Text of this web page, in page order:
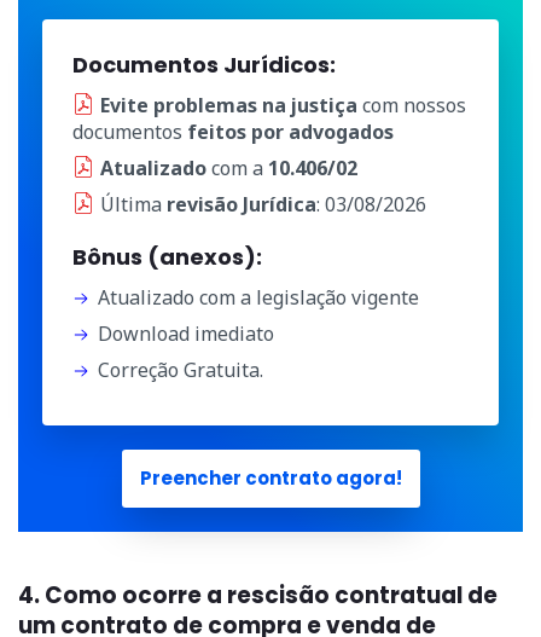
Documentos Jurídicos:
Evite problemas na justiça com nossos
documentos feitos por advogados
Atualizadocom a 10.406/02
Última revisão Jurídica: 03/08/2026
Bônus (anexos):
Atualizado com a legislação vigente
Download imediato
Correção Gratuita.
Preencher contrato agora!
4. Como ocorre a rescisão contratual de
um contrato de compra e venda de